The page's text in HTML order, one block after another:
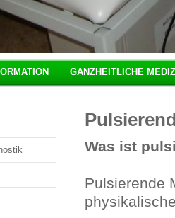
GANZHEITLICHE
Was ist
Pulsierende